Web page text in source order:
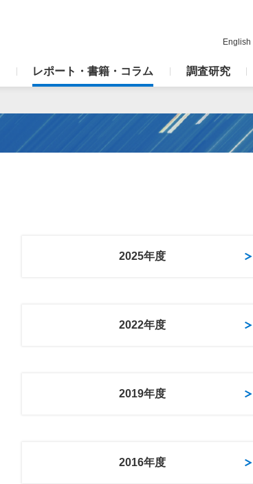
レポート・書籍・コラム 調査研究
English
2025年度
2022年度
2019年度
2016年度